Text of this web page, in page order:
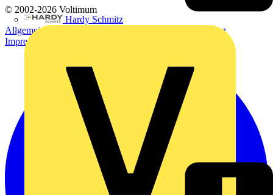
Hardy Schmitz
© 2002-2026 Voltimum
Allgemeine Geschäftsbedingungen
Datenschutzerklärung
Impressum